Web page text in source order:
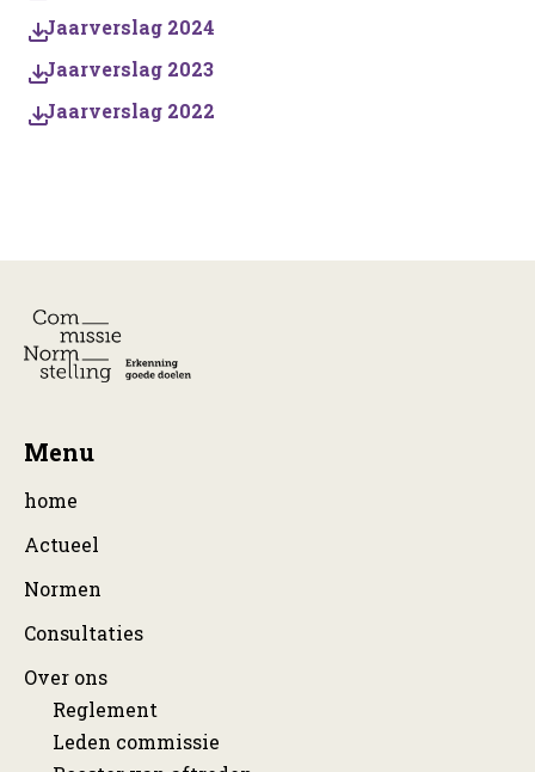
Jaarverslag 2024
Jaarverslag 2023
Jaarverslag 2022
Menu
home
Actueel
Normen
Consultaties
Over ons
Reglement
Leden commissie